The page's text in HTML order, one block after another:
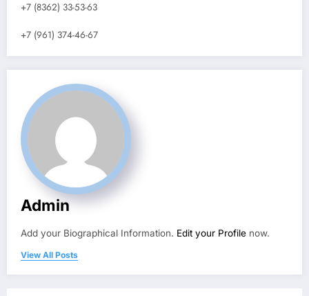
+7 (8362) 33-53-63
+7 (961) 374-46-67
Admin
Add your Biographical Information. Edit your Profile now.
View All Posts